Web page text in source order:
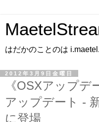
はだかのことのは
2012年3月9日金曜日
《OSXアップデ
アップデート -
に登場